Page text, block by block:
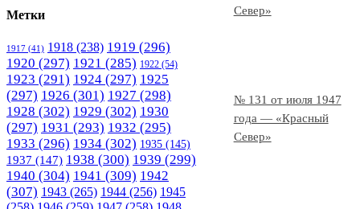
Север»
№ 131 от июля 1947
года — «Красный
Север»
Метки
1917 (41) 1918 (238) 1919 (296)
1920 (297) 1921 (285) 1922 (54)
1923 (291) 1924 (297) 1925
(297) 1926 (301) 1927 (298)
1928 (302) 1929 (302) 1930
(297) 1931 (293) 1932 (295)
1933 (296) 1934 (302) 1935 (145)
1937 (147) 1938 (300) 1939 (299)
1940 (304) 1941 (309) 1942
(307) 1943 (265) 1944 (256) 1945